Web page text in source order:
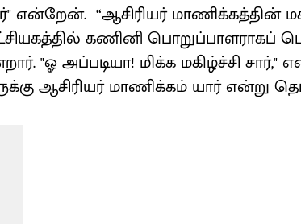
என்றேன். “ஆசிரியர் மாணிக்கத்தின்
கணினி பொறுப்பாளராகப்
"ஓ அப்படியா! மிக்க மகிழ்ச்சி சார்,"
ஆசிரியர் மாணிக்கம் யார் என்று